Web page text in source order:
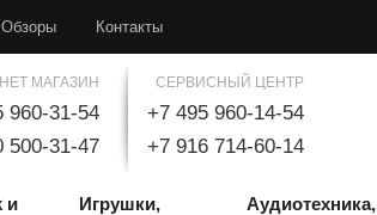
Обзоры Контакты
МАГАЗИН
960-31-54
500-31-47
СЕРВИСНЫЙ ЦЕНТР
+7 495 960-14-54
+7 916 714-60-14
и
Игрушки,
Аудиотехника,